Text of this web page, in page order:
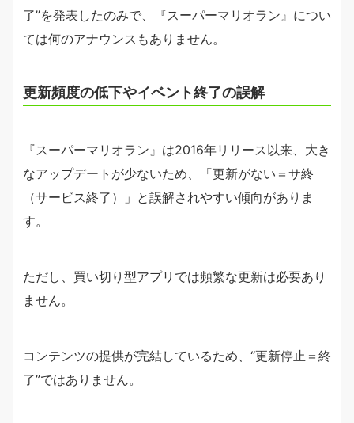
了”を発表したのみで、『スーパーマリオラン』につい
ては何のアナウンスもありません。
更新頻度の低下やイベント終了の誤解
『スーパーマリオラン』は2016年リリース以来、大き
なアップデートが少ないため、「更新がない＝サ終
（サービス終了）」と誤解されやすい傾向がありま
す。
ただし、買い切り型アプリでは頻繁な更新は必要あり
ません。
コンテンツの提供が完結しているため、“更新停止＝終
了”ではありません。